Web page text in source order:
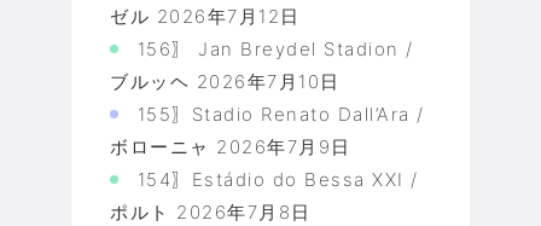
ゼル 2026年7月12日
156〗 Jan Breydel Stadion /
ブルッヘ 2026年7月10日
155〗Stadio Renato Dall’Ara /
ボローニャ 2026年7月9日
154〗Estádio do Bessa XXI /
ポルト 2026年7月8日